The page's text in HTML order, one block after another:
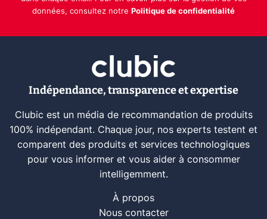
données, consultez notre Politique de confidentialité
Indépendance, transparence et expertise
Clubic est un média de recommandation de produits
100% indépendant. Chaque jour, nos experts testent et
comparent des produits et services technologiques
pour vous informer et vous aider à consommer
intelligemment.
À propos
Nous contacter